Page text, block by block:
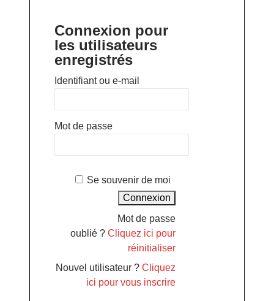
Connexion pour
les utilisateurs
enregistrés
Identifiant ou e-mail
Mot de passe
Se souvenir de moi
Mot de passe
oublié ?Cliquez ici pour
réinitialiser
Nouvel utilisateur ?Cliquez
ici pour vous inscrire